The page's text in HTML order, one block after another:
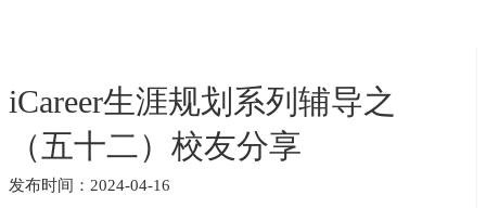
iCareer生涯规划系列辅导之
（五十二）校友分享
发布时间：2024-04-16